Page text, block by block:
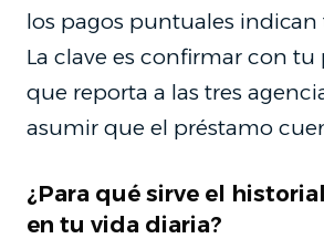
los pagos puntuales indican
La clave es confirmar con tu
que reporta a las tres
asumir que el préstamo
¿Para qué sirve el
en tu vida diaria?